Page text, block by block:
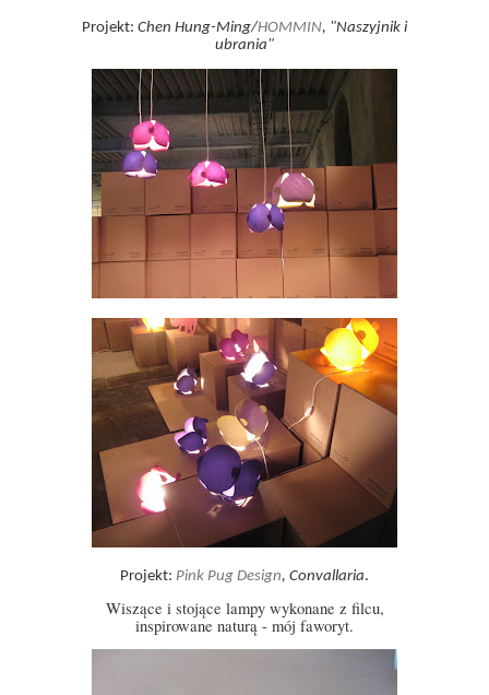
Projekt: Chen Hung-Ming/HOMMIN, "Naszyjnik i
ubrania"
Projekt: Pink Pug Design, Convallaria.
Wiszące i stojące lampy wykonane z filcu,
inspirowane naturą - mój faworyt.